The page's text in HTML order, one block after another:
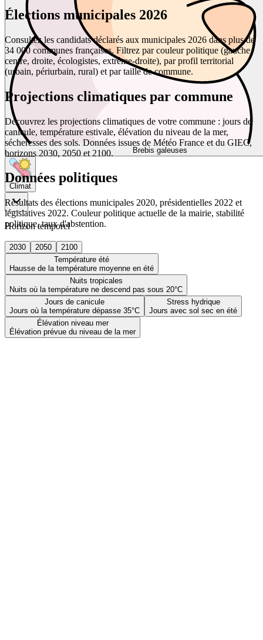
Brebis galeuses
Climat
Horizon temporel
2030 2050
2100
Température été
Hausse de la température moyenne en été
Nuits tropicales
Nuits où la température ne descend pas sous 20°C
Jours de canicule
Jours où la température dépasse 35°C
Stress hydrique
Jours avec sol sec en été
Élévation niveau mer
Élévation prévue du niveau de la mer
Élections municipales 2026
Consultez les candidats déclarés aux municipales 2026 dans plus de
34 000 communes françaises. Filtrez par couleur politique (gauche,
centre, droite, écologistes, extrême-droite), par profil territorial
(urbain, périurbain, rural) et par taille de commune.
Projections climatiques par commune
Découvrez les projections climatiques de votre commune : jours de
canicule, température estivale, élévation du niveau de la mer,
sécheresses des sols. Données issues de Météo France et du GIEC,
horizons 2030, 2050 et 2100.
Données politiques
Résultats des élections municipales 2020, présidentielles 2022 et
législatives 2022. Couleur politique actuelle de la mairie, stabilité
politique, taux d'abstention.